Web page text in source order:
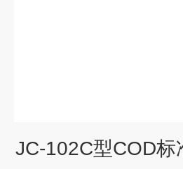
JC-102C型COD标